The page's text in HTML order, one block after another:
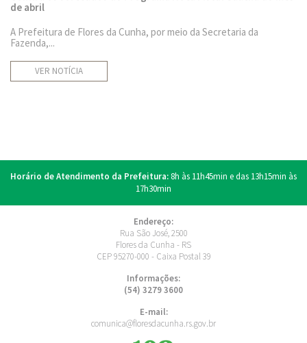
de abril
A Prefeitura de Flores da Cunha, por meio da Secretaria da
Fazenda,...
VER NOTÍCIA
Horário de Atendimento da Prefeitura:8h às 11h45min e das 13h15min às
17h30min
Endereço:
Rua São José, 2500
Flores da Cunha - RS
CEP 95270-000 - Caixa Postal 39
Informações:
(54) 3279 3600
E-mail:
comunica@floresdacunha.rs.gov.br